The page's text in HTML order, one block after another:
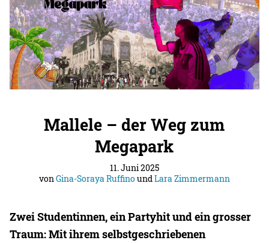
Mallele – der Weg zum
Megapark
11. Juni 2025
vonGina-Soraya RuffinoundLara Zimmermann
Zwei Studentinnen, ein Partyhit und ein grosser
Traum: Mit ihrem selbstgeschriebenen